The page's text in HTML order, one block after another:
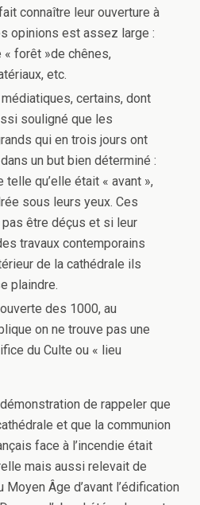
connaître leur ouverture à
opinions est assez large :
« forêt »de chênes,
etc.
certains, dont
souligné que les
qui en trois jours ont
un but bien déterminé :
qu’elle était « avant »,
sous leurs yeux. Ces
être déçus et si leur
travaux contemporains
de la cathédrale ils
plaindre.
des 1000, au
on ne trouve pas une
du Culte ou « lieu
de rappeler que
et que la communion
face à l’incendie était
mais aussi relevait de
Âge d’avant l’édification